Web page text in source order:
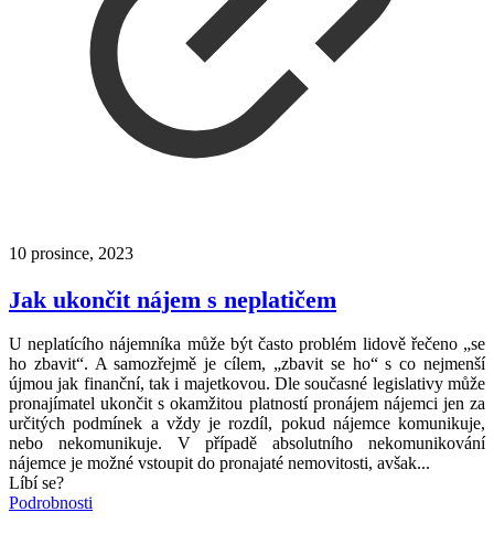
10 prosince, 2023
Jak ukončit nájem s neplatičem
U neplatícího nájemníka může být často problém lidově řečeno „se
ho zbavit“. A samozřejmě je cílem, „zbavit se ho“ s co nejmenší
újmou jak finanční, tak i majetkovou. Dle současné legislativy může
pronajímatel ukončit s okamžitou platností pronájem nájemci jen za
určitých podmínek a vždy je rozdíl, pokud nájemce komunikuje,
nebo nekomunikuje. V případě absolutního nekomunikování
nájemce je možné vstoupit do pronajaté nemovitosti, avšak...
Líbí se?
Podrobnosti